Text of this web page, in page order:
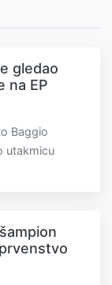
gledao
na EP
Baggio
utakmicu